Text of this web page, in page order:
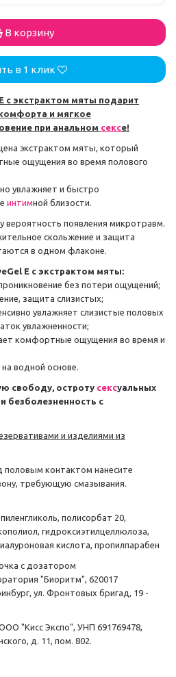
В корзину
в 1 клик
с экстрактом мяты подарит
и мягкое
при анальном сексе!
экстрактом мяты, который
ощущения во время полового
увлажняет и быстро
интимной близости.
вероятность появления микротравм.
скольжение и защита
в одном флаконе.
E с экстрактом мяты:
без потери ощущений;
защита слизистых;
увлажняет слизистые половых
увлажненности;
комфортные ощущения во время и
водной основе.
свободу, остроту сексуальных
безболезненность с
и изделиями из
половым контактом нанесите
требующую смазывания.
полисорбат 20,
гидроксиэтилцеллюлоза,
кислота, пропилпарабен
с дозатором
"Биоритм", 620017
ул. Фронтовых бригад, 19 -
"Кисс Экспо", УНП 691769478,
д. 11, пом. 802.